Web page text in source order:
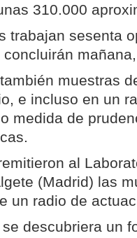
310.000
trabajan sesenta
muestras
e incluso en un
medida de
al
(Madrid) las
un radio de
descubriera un